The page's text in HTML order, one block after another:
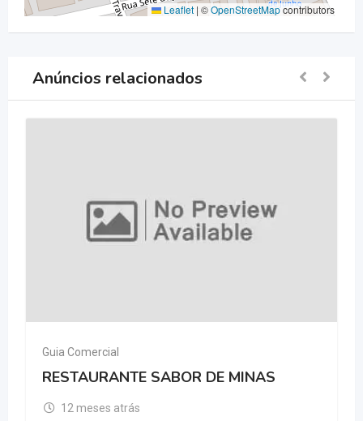
Leaflet | ©OpenStreetMapcontributors
Anúncios relacionados
Guia Comercial
RESTAURANTE SABOR DE MINAS
12 meses atrás